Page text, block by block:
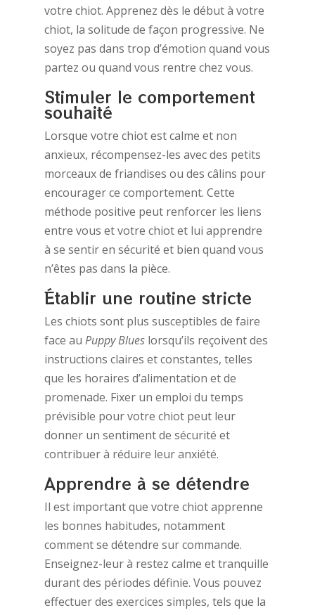
votre chiot. Apprenez dès le début à votre
chiot, la solitude de façon progressive. Ne
soyez pas dans trop d’émotion quand vous
partez ou quand vous rentre chez vous.
Stimuler le comportement
souhaité
Lorsque votre chiot est calme et non
anxieux, récompensez-les avec des petits
morceaux de friandises ou des câlins pour
encourager ce comportement. Cette
méthode positive peut renforcer les liens
entre vous et votre chiot et lui apprendre
à se sentir en sécurité et bien quand vous
n’êtes pas dans la pièce.
Établir une routine stricte
Les chiots sont plus susceptibles de faire
face au Puppy Blueslorsqu’ils reçoivent des
instructions claires et constantes, telles
que les horaires d’alimentation et de
promenade. Fixer un emploi du temps
prévisible pour votre chiot peut leur
donner un sentiment de sécurité et
contribuer à réduire leur anxiété.
Apprendre à se détendre
Il est important que votre chiot apprenne
les bonnes habitudes, notamment
comment se détendre sur commande.
Enseignez-leur à restez calme et tranquille
durant des périodes définie. Vous pouvez
effectuer des exercices simples, tels que la